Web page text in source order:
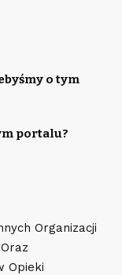
o tym
portalu?
Organizacji
Opieki